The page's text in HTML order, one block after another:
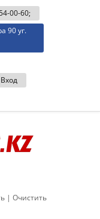
00-60;
90 уг.
Вход
| Очистить